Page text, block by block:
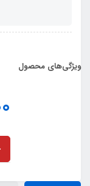
ویژگی‌های محصول